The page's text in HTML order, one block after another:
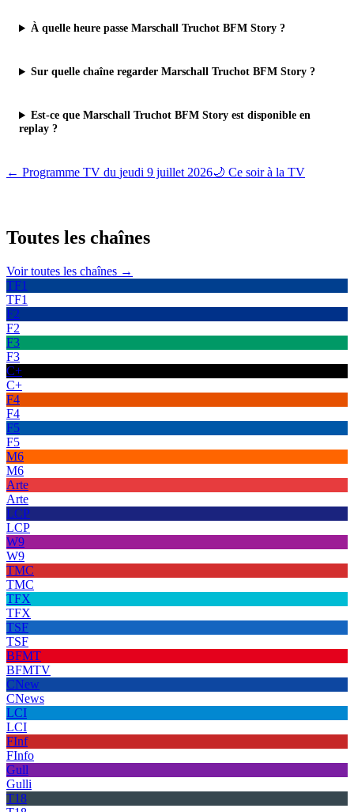
À quelle heure passe Marschall Truchot BFM Story ?
Sur quelle chaîne regarder Marschall Truchot BFM Story ?
Est-ce que Marschall Truchot BFM Story est disponible en
replay ?
← Programme TV du jeudi 9 juillet 2026🌙 Ce soir à la TV
Toutes les chaînes
Voir toutes les chaînes →
TF1
TF1
F2
F2
F3
F3
C+
C+
F4
F4
F5
F5
M6
M6
Arte
Arte
LCP
LCP
W9
W9
TMC
TMC
TFX
TFX
TSF
TSF
BFMT
BFMTV
CNew
CNews
LCI
LCI
FInf
FInfo
Gull
Gulli
T18